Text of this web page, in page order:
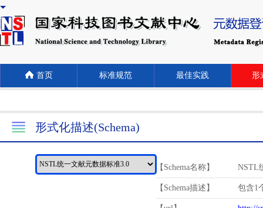
首页 标准规范 最佳实践 形
形式化描述(Schema)
【Schema名称】 NSTL
【Schema描述】 包含1